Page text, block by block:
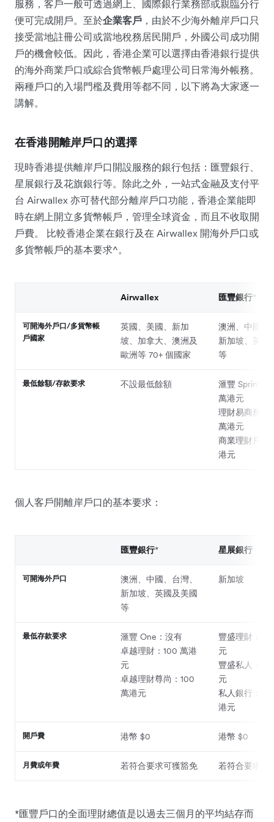
服務，客戶一般可透過網上、國際銀行業務部或親臨分行
便可完成開戶。至於企業客戶 ，由於不少海外離岸戶口只
接受當地註冊公司或當地稅務居民開戶，外國公司成功開
戶的機會較低。因此，香港企業可以選擇由香港銀行提供
的海外商業戶口或綜合貨幣帳戶處理公司日常海外帳務。
兩種戶口的入場門檻及費用等都不同，以下將為大家逐一
講解。
在香港開離岸戶口的選擇
現時香港提供離岸戶口開設服務的銀行包括：匯豐銀行、
星展銀行及花旗銀行等。除此之外，一站式金融及支付平
台 Airwallex 亦可替代部分離岸戶口功能，香港企業能即
時在網上開立多貨幣帳戶，管理全球資金，而且不收取開
戶費。 比較香港企業在銀行及在 Airwallex 開海外戶口或
多貨幣帳戶的基本要求^。
Airwallex 匯豐銀行*
可開海外戶口/多貨幣帳
戶國家
英國、美國、新加
坡、加拿大、澳洲及
歐洲等 70+ 個國家
澳洲、中國、
新加坡、英國
等
最低餘額/存款要求 不設最低餘額
滙豐 Sprint 戶
萬港元
理財易商務戶
萬港元
商業理財戶口
港元
個人客戶開離岸戶口的基本要求：
匯豐銀行* 星展銀行
可開海外戶口
澳洲、中國、台灣、
新加坡、英國及美國
等
新加坡
最低存款要求
滙豐 One：沒有
卓越理財：100 萬港
元
卓越理財尊尚：100
萬港元
豐盛理財：
元
豐盛私人：
元
私人銀行：
港元
開戶費 港幣 $0 港幣 $0
月費或年費 若符合要求可獲豁免 若符合要求可
*匯豐戶口的全面理財總值是以過去三個月的平均結存而